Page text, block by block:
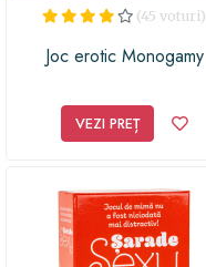
(45 voturi)
Joc erotic Monogamy
VEZI PREȚ